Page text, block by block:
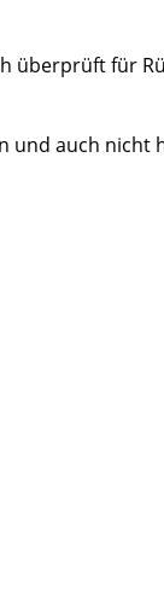
überprüft für
und auch nicht